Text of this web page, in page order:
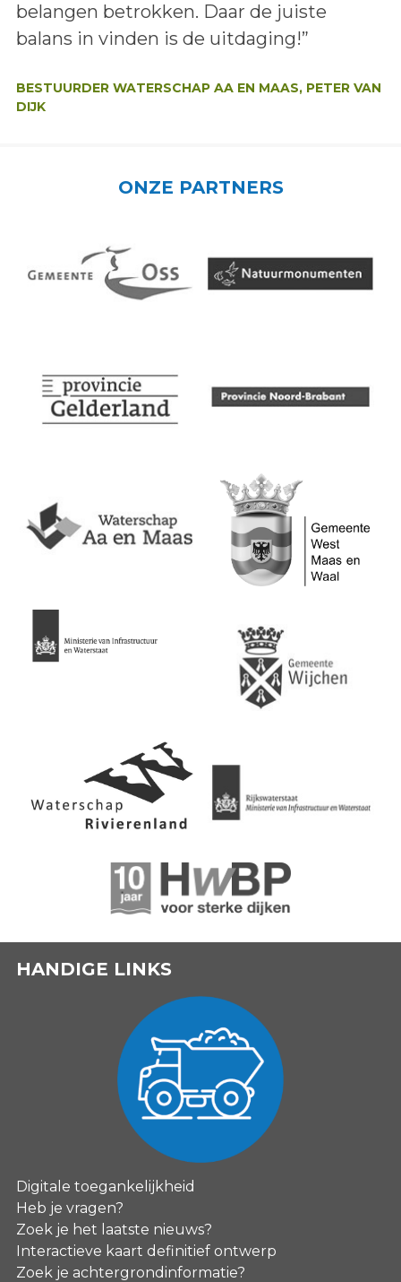
belangen betrokken. Daar de juiste
balans in vinden is de uitdaging!”
BESTUURDER WATERSCHAP AA EN MAAS, PETER VAN
DIJK
ONZE PARTNERS
HANDIGE LINKS
Digitale toegankelijkheid
Heb je vragen?
Zoek je het laatste nieuws?
Interactieve kaart definitief ontwerp
Zoek je achtergrondinformatie?